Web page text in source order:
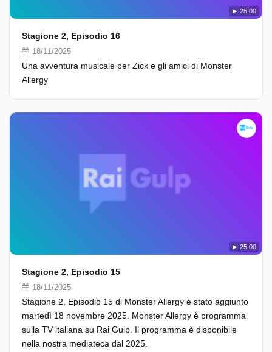
25:00
Stagione 2, Episodio 16
18/11/2025
Una avventura musicale per Zick e gli amici di Monster
Allergy
25:00
Stagione 2, Episodio 15
18/11/2025
Stagione 2, Episodio 15 di Monster Allergy è stato aggiunto
martedì 18 novembre 2025. Monster Allergy è programma
sulla TV italiana su Rai Gulp. Il programma è disponibile
nella nostra mediateca dal 2025.